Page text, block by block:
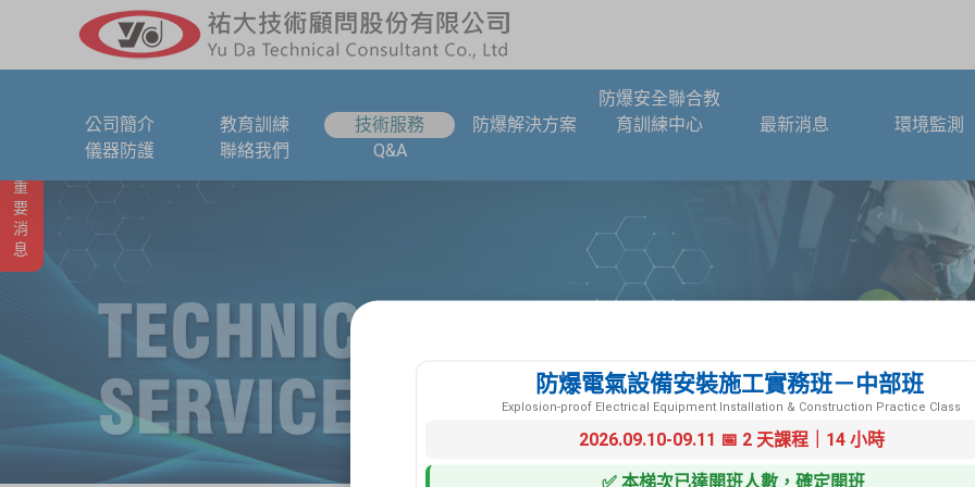
公司簡介 教育訓練 技術服務 防爆解決方案
防爆安全聯合教
育訓練中心
最新消息
環境監測
儀器防護
聯絡我們 Q&A
重要消息
防爆電氣設備安裝施工實務班－中部班
Explosion-proof Electrical Equipment Installation & Construction Practice Class
2026.09.10-09.11 📅 2 天課程｜14 小時
✅ 本梯次已達開班人數，確定開班